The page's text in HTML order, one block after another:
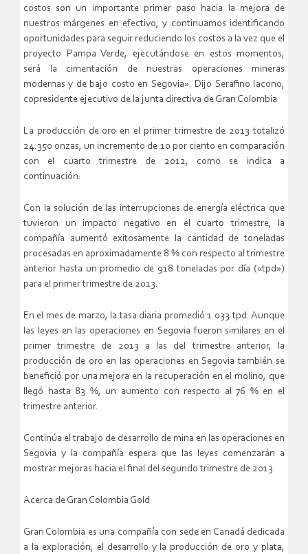
costos son un importante primer paso hacia la mejora de
nuestros márgenes en efectivo, y continuamos identificando
oportunidades para seguir reduciendo los costos a la vez que el
proyecto Pampa Verde, ejecutándose en estos momentos,
será la cimentación de nuestras operaciones mineras
modernas y de bajo costo en Segovia». Dijo Serafino Iacono,
copresidente ejecutivo de la junta directiva de Gran Colombia
La producción de oro en el primer trimestre de 2013 totalizó
24.350 onzas, un incremento de 10 por ciento en comparación
con el cuarto trimestre de 2012, como se indica a
continuación:
Con la solución de las interrupciones de energía eléctrica que
tuvieron un impacto negativo en el cuarto trimestre, la
compañía aumentó exitosamente la cantidad de toneladas
procesadas en aproximadamente 8 % con respecto al trimestre
anterior hasta un promedio de 918 toneladas por día («tpd»)
para el primer trimestre de 2013.
En el mes de marzo, la tasa diaria promedió 1.033 tpd. Aunque
las leyes en las operaciones en Segovia fueron similares en el
primer trimestre de 2013 a las del trimestre anterior, la
producción de oro en las operaciones en Segovia también se
benefició por una mejora en la recuperación en el molino, que
llegó hasta 83 %, un aumento con respecto al 76 % en el
trimestre anterior.
Continúa el trabajo de desarrollo de mina en las operaciones en
Segovia y la compañía espera que las leyes comenzarán a
mostrar mejoras hacia el final del segundo trimestre de 2013.
Acerca de Gran Colombia Gold
Gran Colombia es una compañía con sede en Canadá dedicada
a la exploración, el desarrollo y la producción de oro y plata,